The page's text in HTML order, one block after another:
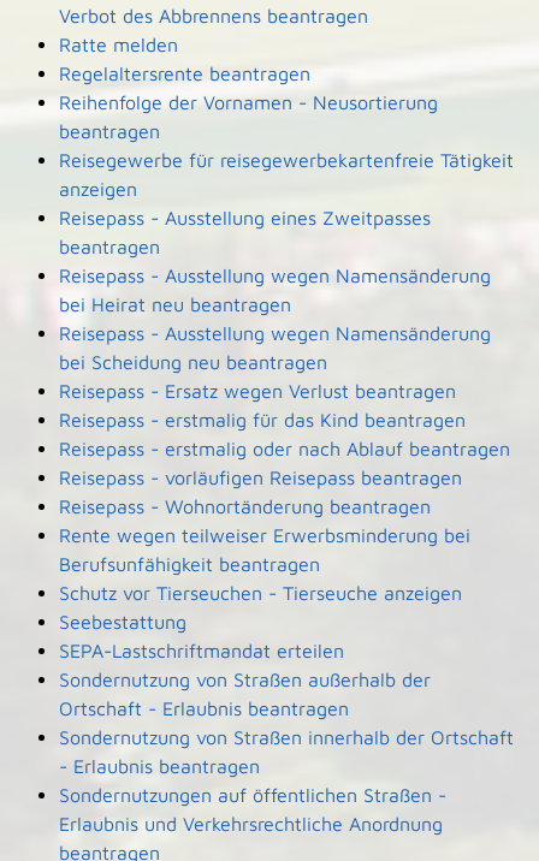
Verbot des Abbrennens beantragen
Ratte melden
Regelaltersrente beantragen
Reihenfolge der Vornamen - Neusortierung
beantragen
Reisegewerbe für reisegewerbekartenfreie Tätigkeit
anzeigen
Reisepass - Ausstellung eines Zweitpasses
beantragen
Reisepass - Ausstellung wegen Namensänderung
bei Heirat neu beantragen
Reisepass - Ausstellung wegen Namensänderung
bei Scheidung neu beantragen
Reisepass - Ersatz wegen Verlust beantragen
Reisepass - erstmalig für das Kind beantragen
Reisepass - erstmalig oder nach Ablauf beantragen
Reisepass - vorläufigen Reisepass beantragen
Reisepass - Wohnortänderung beantragen
Rente wegen teilweiser Erwerbsminderung bei
Berufsunfähigkeit beantragen
Schutz vor Tierseuchen - Tierseuche anzeigen
Seebestattung
SEPA-Lastschriftmandat erteilen
Sondernutzung von Straßen außerhalb der
Ortschaft - Erlaubnis beantragen
Sondernutzung von Straßen innerhalb der Ortschaft
- Erlaubnis beantragen
Sondernutzungen auf öffentlichen Straßen -
Erlaubnis und Verkehrsrechtliche Anordnung
beantragen